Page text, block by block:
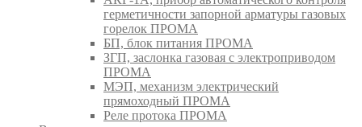
герметичности запорной арматуры газовых
горелок ПРОМА
БП, блок питания ПРОМА
ЗГП, заслонка газовая с электроприводом
ПРОМА
МЭП, механизм электрический
прямоходный ПРОМА
Реле протока ПРОМА